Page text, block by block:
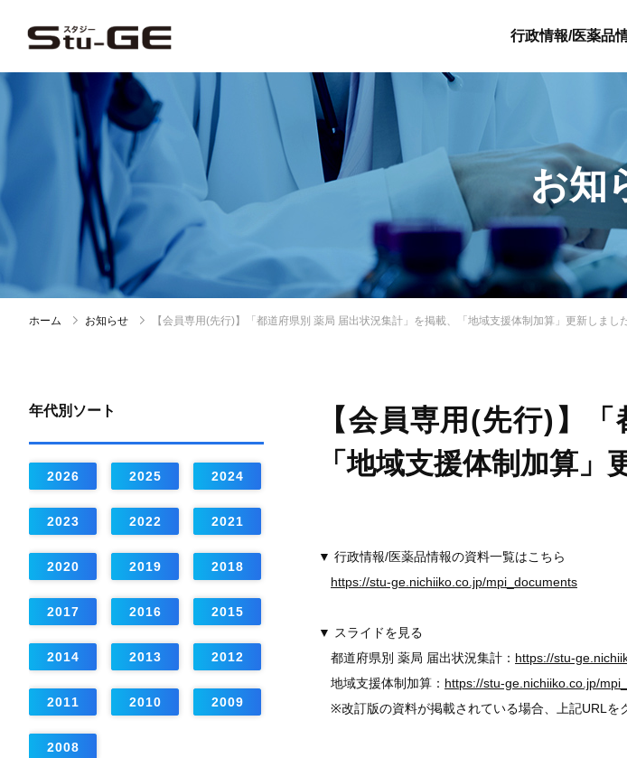
行政情報/医薬品
お知
ホーム お知らせ 【会員専用(先行)】「都道府県別 薬局 届出状況集計」を掲載、「地域支援体制加算」更新しまし
【会員専用(先行)】
「地域支援体制加算」
▼ 行政情報/医薬品情報の資料一覧はこちら
https://stu-ge.nichiiko.co.jp/mpi_documents
▼ スライドを見る
都道府県別 薬局 届出状況集計： https://stu-
地域支援体制加算： https://stu-ge.nichiiko.co.jp/
※改訂版の資料が掲載されている場合、上記URLを
年代別ソート
2026 2025 2024
2023 2022 2021
2020 2019 2018
2017 2016 2015
2014 2013 2012
2011 2010 2009
2008